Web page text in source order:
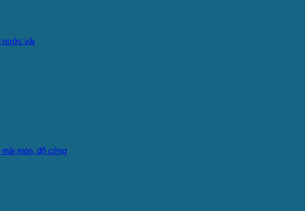
nước vải
mòn, độ cứng